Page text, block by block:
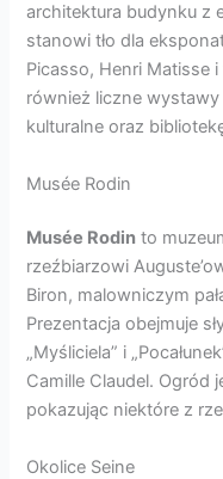
architektura budynku z
stanowi tło dla
Picasso, Henri Matisse
również liczne
kulturalne oraz
Musée Rodin
Musée Rodin to
rzeźbiarzowi
Biron, malowniczym
Prezentacja obejmuje
„Myśliciela” i
Camille Claudel. Ogród
pokazując niektóre z
Okolice Seine